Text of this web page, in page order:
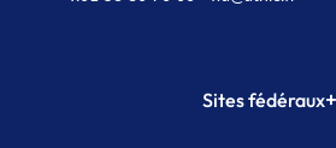
Sites fédéraux+